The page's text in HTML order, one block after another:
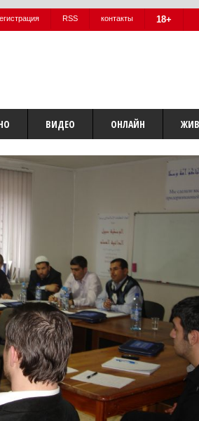
RSS контакты 18+
ВИДЕО ОНЛАЙН